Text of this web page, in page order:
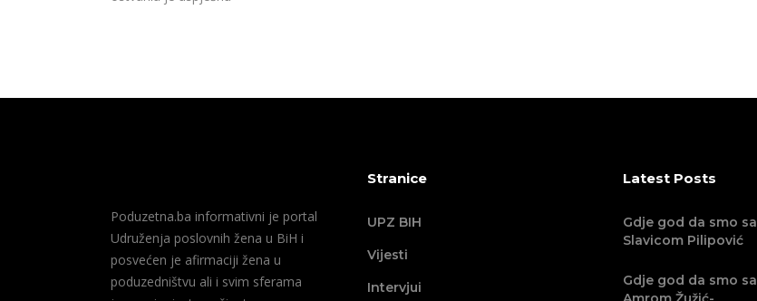
Poduzetna.ba informativni je portal
Udruženja poslovnih žena u BiH i
posvećen je afirmaciji žena u
poduzedništvu ali i svim sferama
Stranice
UPZ BIH
Vijesti
Intervjui
Latest Posts
Gdje god da smo sa
Slavicom Pilipović
Gdje god da smo sa